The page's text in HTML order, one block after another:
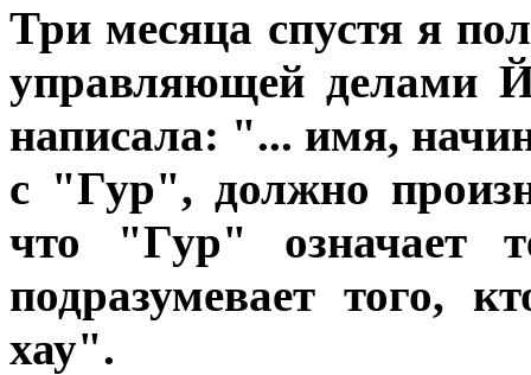
Три месяца спустя я
управляющей делами
написала: "... имя,
с "Гур", должно
что "Гур" означает
подразумевает того,
хау".